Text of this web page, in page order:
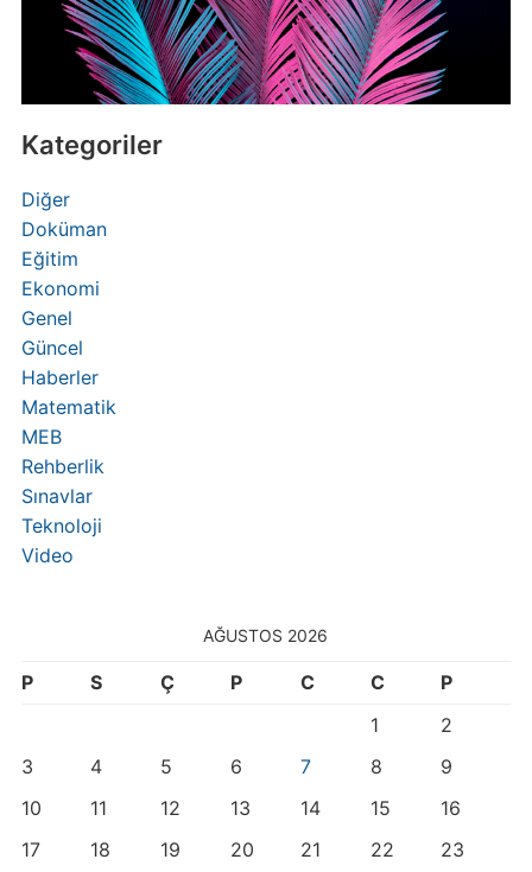
Kategoriler
Diğer
Doküman
Eğitim
Ekonomi
Genel
Güncel
Haberler
Matematik
MEB
Rehberlik
Sınavlar
Teknoloji
Video
AĞUSTOS 2026
P S Ç P C C
P
1
2
3
4 5 6 7 8
9
10
11 12 13 14 15
16
17
18 19 20 21 22 23